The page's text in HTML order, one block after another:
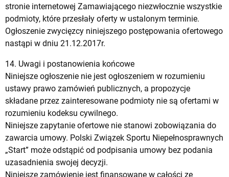
stronie internetowej Zamawiającego niezwłocznie wszystkie
podmioty, które przesłały oferty w ustalonym terminie.
Ogłoszenie zwycięzcy niniejszego postępowania ofertowego
nastąpi w dniu 21.12.2017r.
14. Uwagi i postanowienia końcowe
Niniejsze ogłoszenie nie jest ogłoszeniem w rozumieniu
ustawy prawo zamówień publicznych, a propozycje
składane przez zainteresowane podmioty nie są ofertami w
rozumieniu kodeksu cywilnego.
Niniejsze zapytanie ofertowe nie stanowi zobowiązania do
zawarcia umowy. Polski Związek Sportu Niepełnosprawnych
„Start” może odstąpić od podpisania umowy bez podania
uzasadnienia swojej decyzji.
Niniejsze zamówienie jest finansowane w całości ze